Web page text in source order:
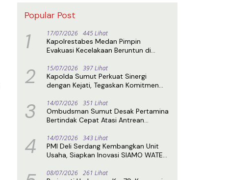
Popular Post
1 17/07/2026 445 Lihat
Kapolrestabes Medan Pimpin
Evakuasi Kecelakaan Beruntun di
Kembali Normal
2 15/07/2026 397 Lihat
Kapolda Sumut Perkuat Sinergi
dengan Kejati, Tegaskan Komitmen
3 14/07/2026 351 Lihat
Ombudsman Sumut Desak Pertamina
Bertindak Cepat Atasi Antrean
4 14/07/2026 343 Lihat
PMI Deli Serdang Kembangkan Unit
Usaha, Siapkan Inovasi SIAMO WATER
08/07/2026 261 Lihat